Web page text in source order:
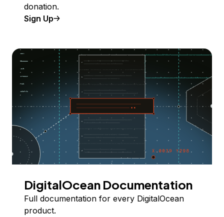
donation.
Sign Up
DigitalOcean Documentation
Full documentation for every DigitalOcean
product.